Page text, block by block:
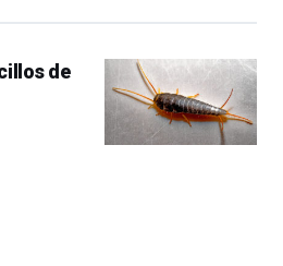
de